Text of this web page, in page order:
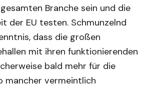
Branche sein und die
der EU testen. Schmunzelnd
dass die großen
mit ihren funktionierenden
bald mehr für die
mancher vermeintlich